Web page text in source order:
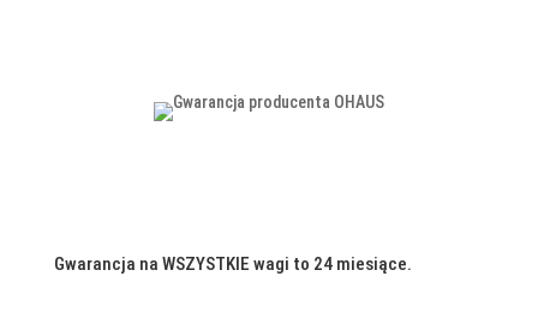
Gwarancja na WSZYSTKIE wagi to 24 miesiące.